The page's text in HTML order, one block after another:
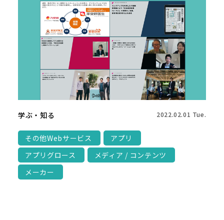
学ぶ・知る 2022.02.01 Tue.
その他Webサービス
アプリ
アプリグロース
メディア / コンテンツ
メーカー